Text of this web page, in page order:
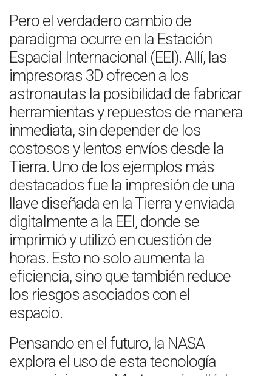
Pero el verdadero cambio de
paradigma ocurre en la Estación
Espacial Internacional (EEI). Allí, las
impresoras 3D ofrecen a los
astronautas la posibilidad de fabricar
herramientas y repuestos de manera
inmediata, sin depender de los
costosos y lentos envíos desde la
Tierra. Uno de los ejemplos más
destacados fue la impresión de una
llave diseñada en la Tierra y enviada
digitalmente a la EEI, donde se
imprimió y utilizó en cuestión de
horas. Esto no solo aumenta la
eficiencia, sino que también reduce
los riesgos asociados con el
espacio.
Pensando en el futuro, la NASA
explora el uso de esta tecnología